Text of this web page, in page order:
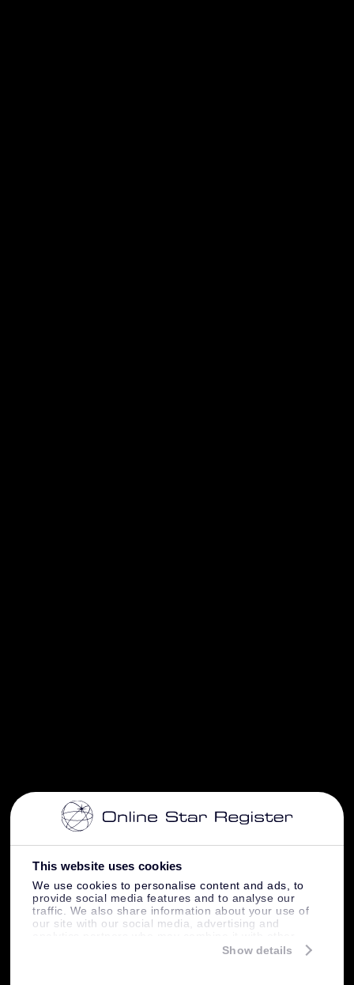
This website uses cookies
We use cookies to personalise content and ads, to
provide social media features and to analyse our
traffic. We also share information about your use of
our site with our social media, advertising and
information that you’ve provided to them or that
Show details